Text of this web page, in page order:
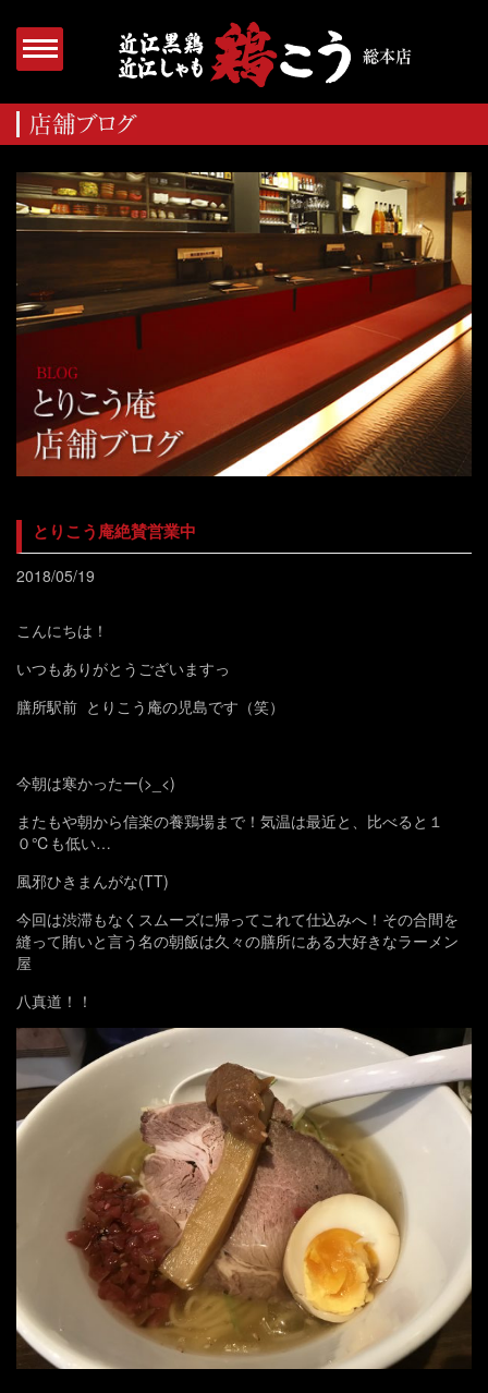
とりこう庵絶賛営業中
2018/05/19
こんにちは！
いつもありがとうございますっ
膳所駅前 とりこう庵の児島です（笑）
今朝は寒かったー(>_<)
またもや朝から信楽の養鶏場まで！気温は最近と、比べると１
０℃も低い…
風邪ひきまんがな(TT)
今回は渋滞もなくスムーズに帰ってこれて仕込みへ！その合間を
縫って賄いと言う名の朝飯は久々の膳所にある大好きなラーメン
屋
八真道！！